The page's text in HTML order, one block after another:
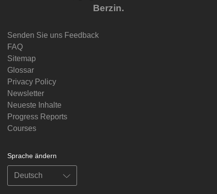
Berzin.
Senden Sie uns Feedback
FAQ
Sitemap
Glossar
Privacy Policy
Newsletter
Neueste Inhalte
Progress Reports
Courses
Sprache ändern